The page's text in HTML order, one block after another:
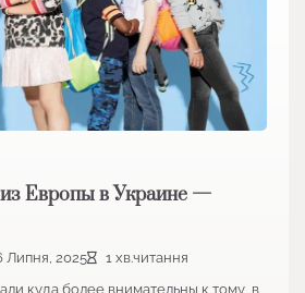
Европы в Украине —
Липня, 2025
1 хв.читання
куда более внимательны к тому, в